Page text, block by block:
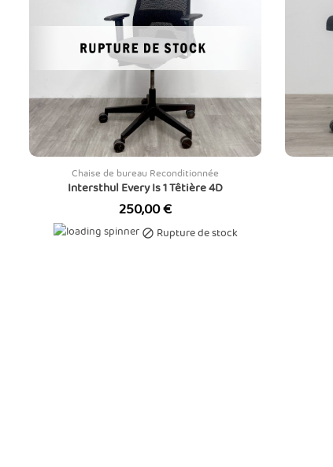
Chaise de bureau Reconditionnée
Intersthul Every Is 1 Têtière 4D
Prix
250,00 €
 Rupture de stock